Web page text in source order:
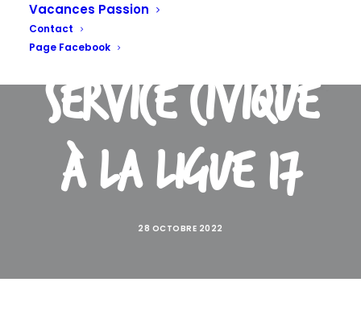
Vacances Passion
Contact
Page Facebook
volontaire en
service civique
à la LIGUE 17
28 OCTOBRE 2022